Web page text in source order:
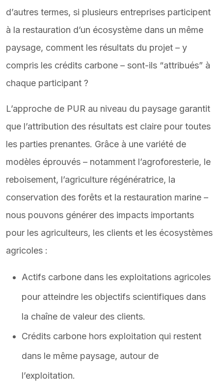
d’autres termes, si plusieurs entreprises participent
à la restauration d’un écosystème dans un même
paysage, comment les résultats du projet – y
compris les crédits carbone – sont-ils “attribués” à
chaque participant ?
L’approche de PUR au niveau du paysage garantit
que l’attribution des résultats est claire pour toutes
les parties prenantes. Grâce à une variété de
modèles éprouvés – notamment l’agroforesterie, le
reboisement, l’agriculture régénératrice, la
conservation des forêts et la restauration marine –
nous pouvons générer des impacts importants
pour les agriculteurs, les clients et les écosystèmes
agricoles :
Actifs carbone dans les exploitations agricoles
pour atteindre les objectifs scientifiques dans
la chaîne de valeur des clients.
Crédits carbone hors exploitation qui restent
dans le même paysage, autour de
l’exploitation.